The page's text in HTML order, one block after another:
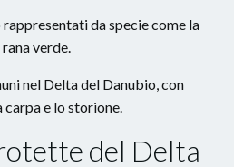
da specie come la
verde.
nel Delta del Danubio, con
carpa e lo storione.
del Delta